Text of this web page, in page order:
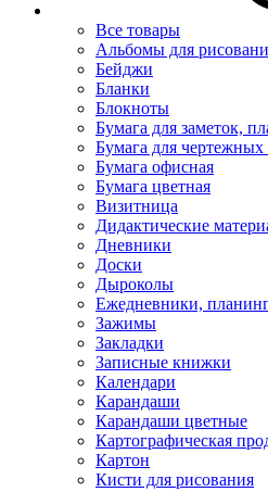
Все товары
Альбомы для
Бейджи
Бланки
Блокноты
Бумага для заметок,
Бумага для чертежных
Бумага офисная
Бумага цветная
Визитница
Дидактические
Дневники
Доски
Дыроколы
Ежедневники,
Зажимы
Закладки
Записные книжки
Календари
Карандаши
Карандаши цветные
Картографическая
Картон
Кисти для рисования